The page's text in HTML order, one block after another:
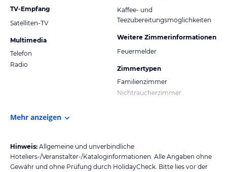
TV-Empfang
Satelliten-TV
Multimedia
Telefon
Radio
Kaffee- und
Teezubereitungsmöglichkeiten
Weitere Zimmerinformationen
Feuermelder
Zimmertypen
Familienzimmer
Nichtraucherzimmer
Mehr anzeigen
Hinweis: Allgemeine und unverbindliche
Hoteliers-/Veranstalter-/Kataloginformationen. Alle Angaben ohne
Gewähr und ohne Prüfung durch HolidayCheck. Bitte lies vor der